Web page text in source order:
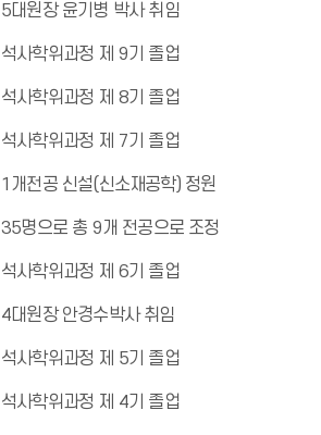
5대원장 윤기병 박사 취임
석사학위과정 제 9기 졸업
석사학위과정 제 8기 졸업
석사학위과정 제 7기 졸업
1개전공 신설(신소재공학) 정원
35명으로 총 9개 전공으로 조정
석사학위과정 제 6기 졸업
4대원장 안경수박사 취임
석사학위과정 제 5기 졸업
석사학위과정 제 4기 졸업